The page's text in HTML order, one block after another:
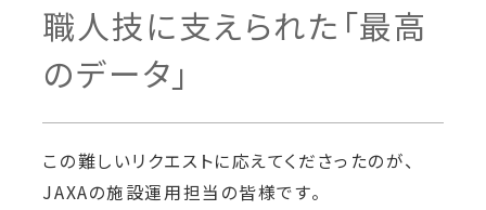
職人技に支えられた「最高
のデータ」
この難しいリクエストに応えてくださったのが、
JAXAの施設運用担当の皆様です。